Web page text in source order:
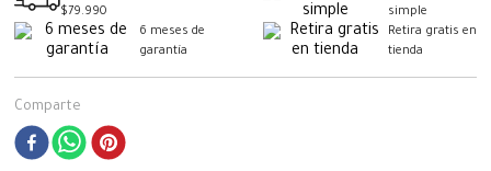
$79.990
simple
6 meses de
garantía
Retira gratis en
tienda
Comparte